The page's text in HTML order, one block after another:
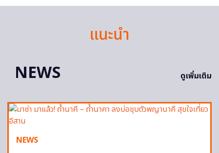
แนะนำ
NEWS
ดูเพิ่มเติม
NEWS